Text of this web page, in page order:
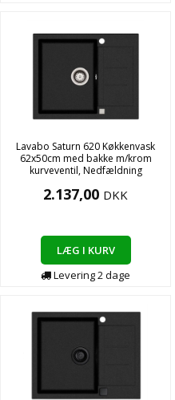
Lavabo Saturn 620 Køkkenvask
62x50cm med bakke m/krom
kurveventil, Nedfældning
2.137,00 DKK
LÆG I KURV
Levering2dage